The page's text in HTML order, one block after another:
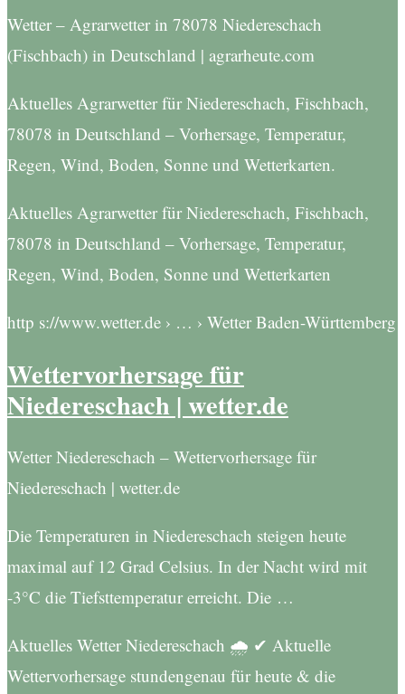
Wetter – Agrarwetter in 78078 Niedereschach
(Fischbach) in Deutschland | agrarheute.com
Aktuelles Agrarwetter für Niedereschach, Fischbach,
78078 in Deutschland – Vorhersage, Temperatur,
Regen, Wind, Boden, Sonne und Wetterkarten.
Aktuelles Agrarwetter für Niedereschach, Fischbach,
78078 in Deutschland – Vorhersage, Temperatur,
Regen, Wind, Boden, Sonne und Wetterkarten
http s://www.wetter.de › … › Wetter Baden-Württemberg
Wettervorhersage für
Niedereschach | wetter.de
Wetter Niedereschach – Wettervorhersage für
Niedereschach | wetter.de
Die Temperaturen in Niedereschach steigen heute
maximal auf 12 Grad Celsius. In der Nacht wird mit
-3°C die Tiefsttemperatur erreicht. Die …
Aktuelles Wetter Niedereschach 🌧️ ✔ Aktuelle
Wettervorhersage stundengenau für heute & die